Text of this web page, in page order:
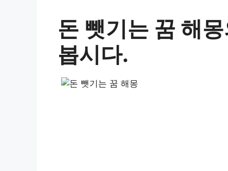
돈 뺏기는 꿈 해
봅시다.